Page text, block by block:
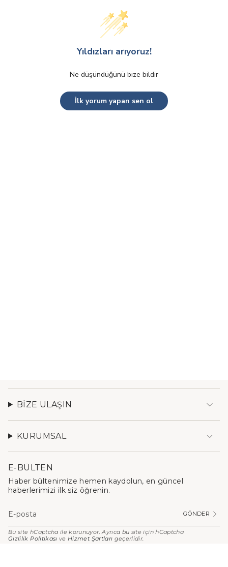
Yıldızları arıyoruz!
Ne düşündüğünü bize bildir
İlk yorum yapan sen ol
BIZE ULAŞIN
KURUMSAL
E-BÜLTEN
Haber bültenimize hemen kaydolun, en güncel
haberlerimizi ilk siz öğrenin.
GÖNDER
Bu site hCaptcha ile korunuyor. Ayrıca bu site için hCaptcha
Gizlilik Politikası ve Hizmet Şartları geçerlidir.